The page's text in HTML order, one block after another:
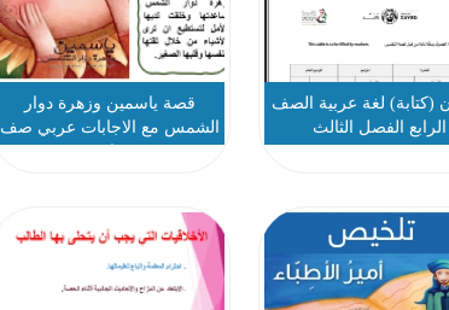
(كتابة) لغة عربية الصف
الرابع الفصل الثالث
قصة ياسمين وزهرة دوار
الشمس مع الاجابات عربي صف
رابع